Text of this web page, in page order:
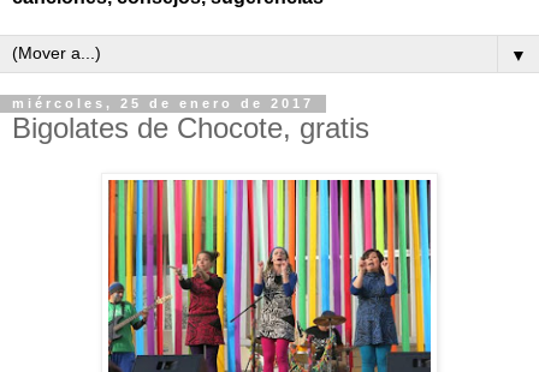
▼
miércoles, 25 de enero de 2017
Bigolates de Chocote, gratis